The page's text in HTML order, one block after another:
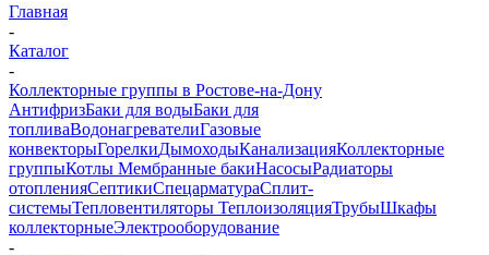
Главная
-
Каталог
-
Коллекторные группы в Ростове-на-Дону
АнтифризБаки для водыБаки для
топливаВодонагревателиГазовые
конвекторыГорелкиДымоходыКанализацияКоллекторные
группыКотлы Мембранные бакиНасосыРадиаторы
отопленияСептикиСпецарматураСплит-
системыТепловентиляторы ТеплоизоляцияТрубыШкафы
коллекторныеЭлектрооборудование
-